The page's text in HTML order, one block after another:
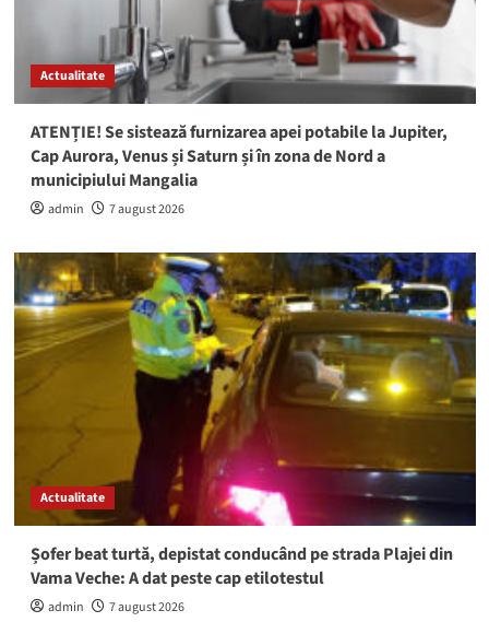
Actualitate
ATENȚIE! Se sistează furnizarea apei potabile la Jupiter,
Cap Aurora, Venus și Saturn și în zona de Nord a
municipiului Mangalia
admin 7 august 2026
Actualitate
Șofer beat turtă, depistat conducând pe strada Plajei din
Vama Veche: A dat peste cap etilotestul
admin 7 august 2026